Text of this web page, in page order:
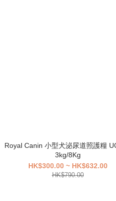
Royal Canin 小型犬泌尿道照護糧
3kg/8Kg
HK$300.00 ~ HK$632.00
HK$790.00